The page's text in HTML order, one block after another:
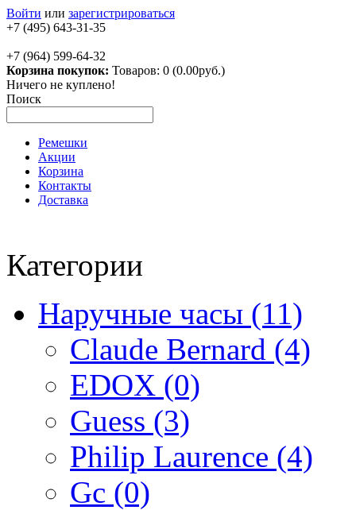
Войти или зарегистрироваться
+7 (495) 643-31-35
+7 (964) 599-64-32
Корзина покупок: Товаров: 0 (0.00руб.)
Ничего не куплено!
Поиск
Ремешки
Акции
Корзина
Контакты
Доставка
Категории
Наручные часы (11)
Claude Bernard (4)
EDOX (0)
Guess (3)
Philip Laurence (4)
Gc (0)